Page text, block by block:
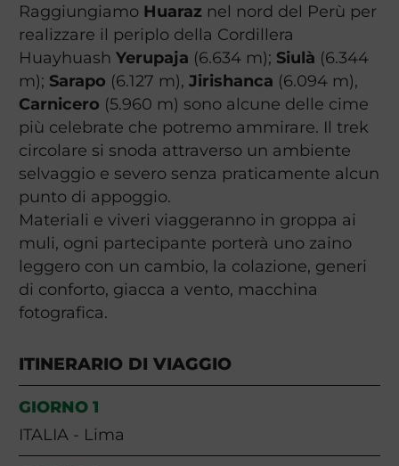
Raggiungiamo Huaraz nel nord del Perù per
realizzare il periplo della Cordillera
Huayhuash Yerupaja (6.634 m); Siulà (6.344
m); Sarapo (6.127 m), Jirishanca (6.094 m),
Carnicero (5.960 m) sono alcune delle cime
più celebrate che potremo ammirare. Il trek
circolare si snoda attraverso un ambiente
selvaggio e severo senza praticamente alcun
punto di appoggio.
Materiali e viveri viaggeranno in groppa ai
muli, ogni partecipante porterà uno zaino
leggero con un cambio, la colazione, generi
di conforto, giacca a vento, macchina
fotografica.
ITINERARIO DI VIAGGIO
GIORNO 1
ITALIA - Lima